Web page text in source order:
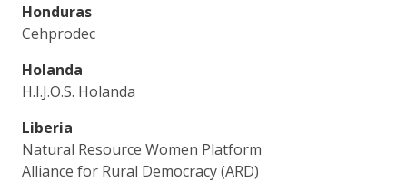
Honduras
Cehprodec
Holanda
H.I.J.O.S. Holanda
Liberia
Natural Resource Women Platform
Alliance for Rural Democracy (ARD)